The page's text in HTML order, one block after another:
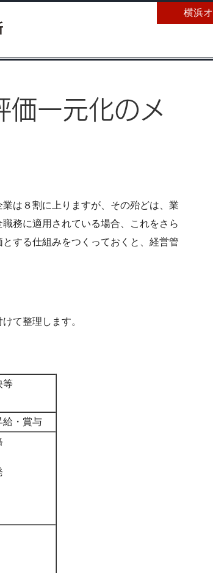
横浜
一元化のメ
は８割に上りますが、その殆どは、業
務に適用されている場合、これをさら
する仕組みをつくっておくと、経営管
て整理します。
等
給・賞与